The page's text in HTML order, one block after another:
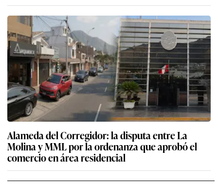
Alameda del Corregidor: la disputa entre La
Molina y MML por la ordenanza que aprobó el
comercio en área residencial